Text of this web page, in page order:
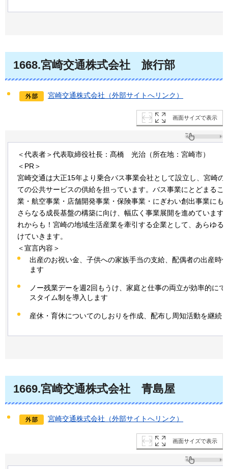
1668.宮崎交通株式会社 旅行部
宮崎交通株式会社（外部サイトへリンク）
画面サイズで表示
＜代表者＞代表取締役社長：髙橋 光治 （所在地：宮崎市）
＜PR＞
宮崎交通は大正15年より乗合バス事業会社として設立し、宮崎の
ての公共サービスの供給を担っています。バス事業にとどまるこ
業・航空事業・店舗開発事業・保険事業・にぎわい創出事業にも
さらなる成長基盤の構築に向け、幅広く事業展開を進めています
れからも！宮崎の地域生活産業を牽引する企業として、あらゆる
けていきます。
＜宣言内容＞
出産のお祝い金、子供への家族手当の支給、配偶者の出産時
ます
ノー残業デーを週2回もうけ、家庭と仕事の両立が効率的に
スタイム制を導入します
産休・育休についてのしおりを作成、配布し周知活動を継続
1669.宮崎交通株式会社 青島屋
宮崎交通株式会社（外部サイトへリンク）
画面サイズで表示